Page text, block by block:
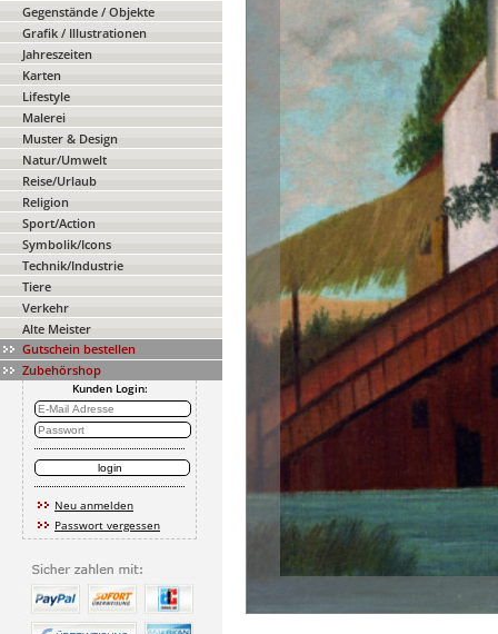
Gegenstände / Objekte
Grafik / Illustrationen
Jahreszeiten
Karten
Lifestyle
Malerei
Muster & Design
Natur/Umwelt
Reise/Urlaub
Religion
Sport/Action
Symbolik/Icons
Technik/Industrie
Tiere
Verkehr
Alte Meister
Gutschein bestellen
Zubehörshop
Kunden Login:
Neu anmelden
Passwort vergessen